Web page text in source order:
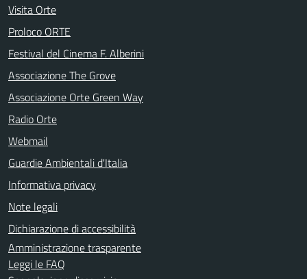
Visita Orte
Proloco ORTE
Festival del Cinema F. Alberini
Associazione The Grove
Associazione Orte Green Way
Radio Orte
Webmail
Guardie Ambientali d'Italia
Informativa privacy
Note legali
Dichiarazione di accessibilità
Amministrazione trasparente
Leggi le FAQ